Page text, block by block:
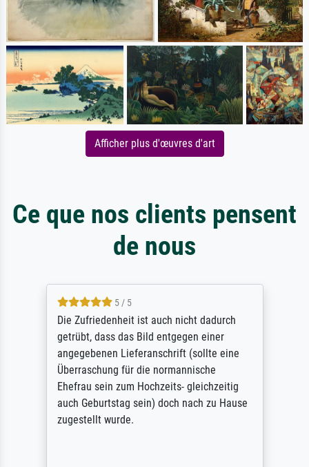
Afficher plus d'œuvres d'art
Ce que nos clients pensent
de nous
5 / 5
Die Zufriedenheit ist auch nicht dadurch
getrübt, dass das Bild entgegen einer
angegebenen Lieferanschrift (sollte eine
Überraschung für die normannische
Ehefrau sein zum Hochzeits- gleichzeitig
auch Geburtstag sein) doch nach zu Hause
zugestellt wurde.